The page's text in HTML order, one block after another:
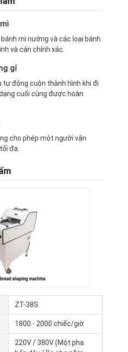
mì nướng và các loại bánh
và cán chính xác.
gỉ
tự động cuộn thành hình khi đi
cuối cùng được hoàn
cho phép một người vận
đa.
ZT-38S
1800 - 2000 chiếc/giờ
220V / 380V (Một pha